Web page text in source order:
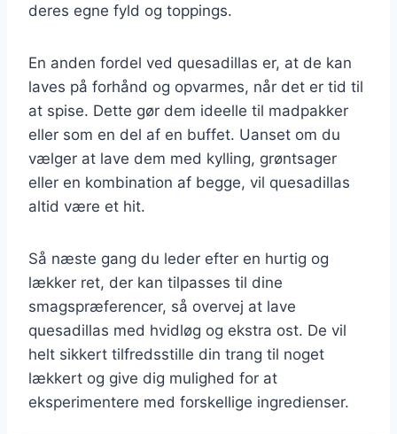
deres egne fyld og toppings.
En anden fordel ved quesadillas er, at de kan
laves på forhånd og opvarmes, når det er tid til
at spise. Dette gør dem ideelle til madpakker
eller som en del af en buffet. Uanset om du
vælger at lave dem med kylling, grøntsager
eller en kombination af begge, vil quesadillas
altid være et hit.
Så næste gang du leder efter en hurtig og
lækker ret, der kan tilpasses til dine
smagspræferencer, så overvej at lave
quesadillas med hvidløg og ekstra ost. De vil
helt sikkert tilfredsstille din trang til noget
lækkert og give dig mulighed for at
eksperimentere med forskellige ingredienser.